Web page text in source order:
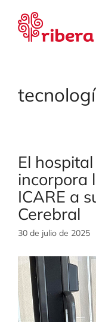
contenido
El
incorpora
ICARE a
Cerebral
30 de julio de 2025